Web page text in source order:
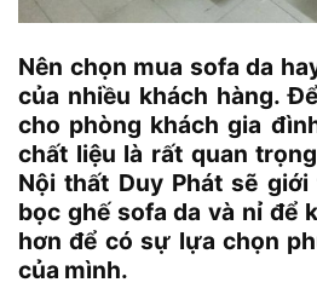
Nên chọn mua sofa da
của nhiều khách hàng.
cho phòng khách gia
chất liệu là rất quan
Nội thất Duy Phát sẽ
bọc ghế sofa da và nỉ để
hơn để có sự lựa chọn
của mình.